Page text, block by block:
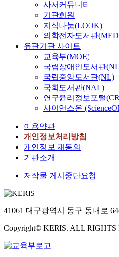
사서커뮤니티
기관회원
지식나눔(LOOK)
의학전자도서관
유관기관 사이트
교육부(MOE)
국립장애인도서관
국립중앙도서관(NL)
국회도서관(NAL)
연구윤리정보포털
사이언스온
이용약관
개인정보처리방침
개인정보 재동의
기관소개
저작물 게시중단요청
41061 대구광역시 동구 동내로
Copyright© KERIS. ALL RIGHTS